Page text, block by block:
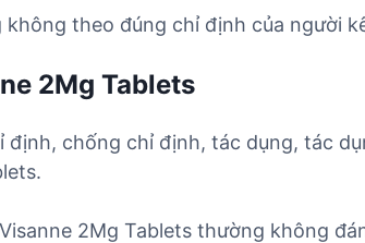
không theo đúng chỉ định của người
2Mg Tablets
chống chỉ định, tác dụng, tác
2Mg Tablets thường không